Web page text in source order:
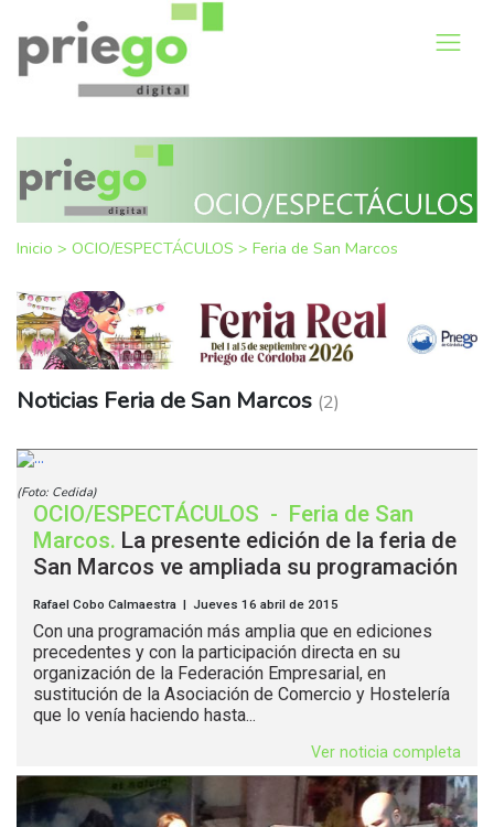
Inicio > OCIO/ESPECTÁCULOS > Feria de San Marcos
Noticias Feria de San Marcos (2)
(Foto: Cedida)
OCIO/ESPECTÁCULOS - Feria de San
Marcos. La presente edición de la feria de
San Marcos ve ampliada su programación
Rafael Cobo Calmaestra | Jueves 16 abril de 2015
Con una programación más amplia que en ediciones
precedentes y con la participación directa en su
organización de la Federación Empresarial, en
sustitución de la Asociación de Comercio y Hostelería
que lo venía haciendo hasta...
Ver noticia completa